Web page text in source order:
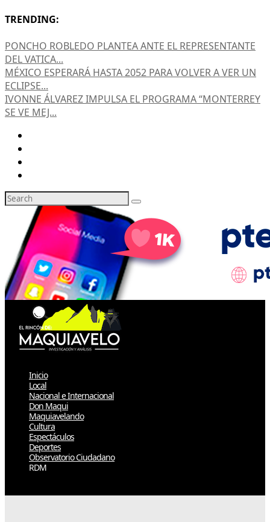
TRENDING:
PONCHO ROBLEDO PLANTEA ANTE EL REPRESENTANTE
DEL VATICA...
MÉXICO ESPERARÁ HASTA 2052 PARA VOLVER A VER UN
ECLIPSE...
IVONNE ÁLVAREZ IMPULSA EL PROGRAMA “MONTERREY
SE VE MEJ...
Inicio
Local
Nacional e Internacional
Don Maqui
Maquiavelando
Cultura
Espectáculos
Deportes
Observatorio Ciudadano
RDM